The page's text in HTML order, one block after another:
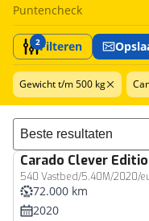
Puntencheck
2Filteren
Gewicht t/m 500 kg
Sorteer resultaten
Carado Clever
540 Vastbed/5.40M/2020/
72.000 km
2020